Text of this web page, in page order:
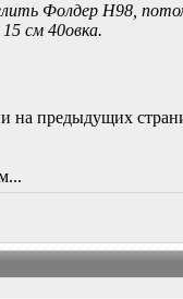
Фолдер Н98,
см 40овка.
на предыдущих